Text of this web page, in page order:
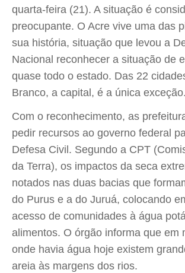
quarta-feira (21). A situação é
preocupante. O Acre vive uma das
sua história, situação que levou a
Nacional reconhecer a situação de
quase todo o estado. Das 22
Branco, a capital, é a única exceção.
Com o reconhecimento, as
pedir recursos ao governo federal
Defesa Civil. Segundo a CPT
da Terra), os impactos da seca
notados nas duas bacias que
do Purus e a do Juruá, colocando
acesso de comunidades à água
alimentos. O órgão informa que em
onde havia água hoje existem
areia às margens dos rios.